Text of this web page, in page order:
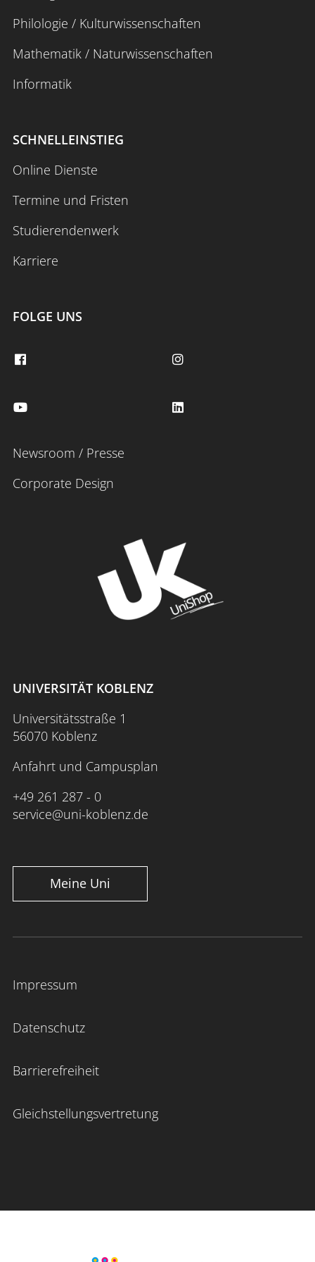
Anmelden Impressum Datenschutz
Philologie / Kulturwissenschaften
Mathematik / Naturwissenschaften
Informatik
SCHNELLEINSTIEG
Online Dienste
Termine und Fristen
Studierendenwerk
Karriere
FOLGE UNS
Newsroom / Presse
Corporate Design
UNIVERSITÄT KOBLENZ
Universitätsstraße 1
56070 Koblenz
Anfahrt und Campusplan
+49 261 287 - 0
service@uni-koblenz.de
Meine Uni
Impressum
Datenschutz
Barrierefreiheit
Gleichstellungsvertretung